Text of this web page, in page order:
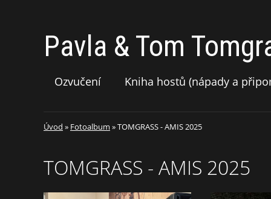
Pavla & Tom
Ozvučení Kniha hostů (nápady a
Úvod » Fotoalbum »TOMGRASS - AMIS 2025
TOMGRASS - AMIS 2025